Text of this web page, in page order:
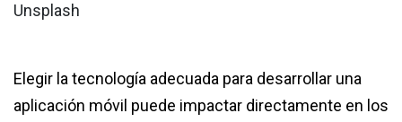
Unsplash
Elegir la tecnología adecuada para desarrollar una
aplicación móvil puede impactar directamente en los